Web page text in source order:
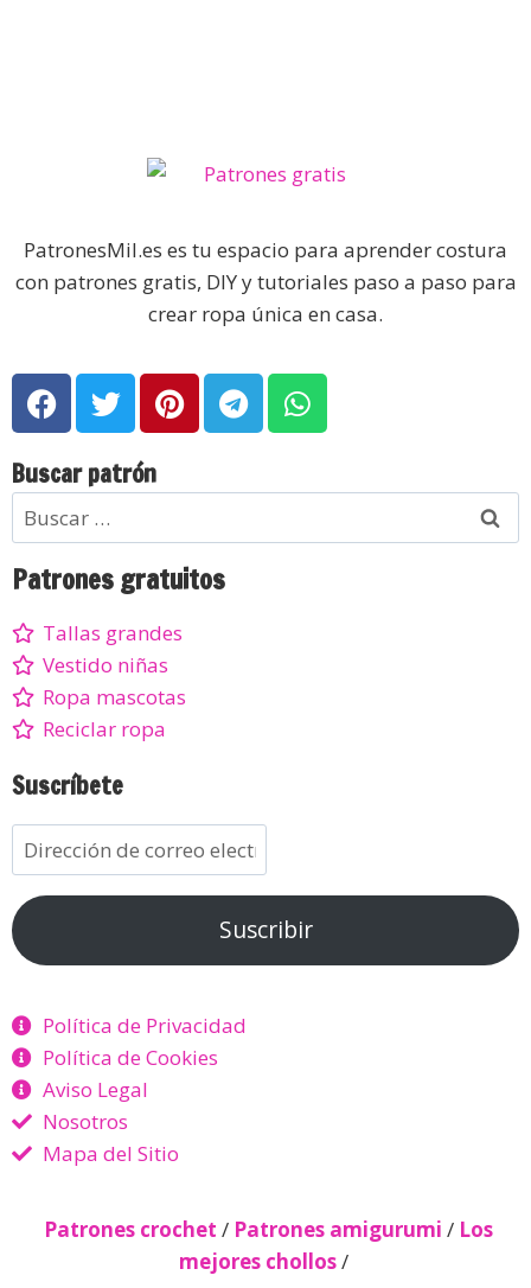
PatronesMil.es es tu espacio para aprender costura
con patrones gratis, DIY y tutoriales paso a paso para
crear ropa única en casa.
Buscar patrón
Patrones gratuitos
Tallas grandes
Vestido niñas
Ropa mascotas
Reciclar ropa
Suscríbete
Suscribir
Política de Privacidad
Política de Cookies
Aviso Legal
Nosotros
Mapa del Sitio
Patrones crochet / Patrones amigurumi / Los
mejores chollos/